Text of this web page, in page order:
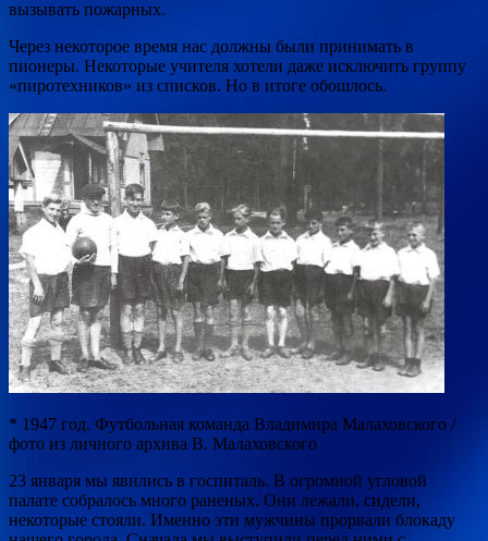
вызывать пожарных.
Через некоторое время нас должны были принимать в
пионеры. Некоторые учителя хотели даже исключить группу
«пиротехников» из списков. Но в итоге обошлось.
* 1947 год. Футбольная команда Владимира Малаховского /
фото из личного архива В. Малаховского
23 января мы явились в госпиталь. В огромной угловой
палате собралось много раненых. Они лежали, сидели,
некоторые стояли. Именно эти мужчины прорвали блокаду